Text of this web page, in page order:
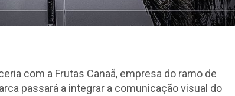
com a Frutas Canaã, empresa do ramo de
passará a integrar a comunicação visual do